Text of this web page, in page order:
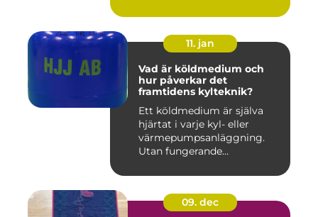
11. jan
Vad är köldmedium och
hur påverkar det
framtidens kylteknik?
Ett köldmedium är själva
hjärtat i varje kyl- eller
värmepumpsanläggning.
Utan fungerande
09. dec